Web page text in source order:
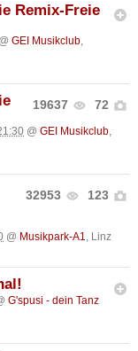
Remix-Freie
@ GEI Musikclub,
19637 72
@ GEI Musikclub,
32953 123
@ Musikpark-A1 , Linz
G'spusi - dein Tanz